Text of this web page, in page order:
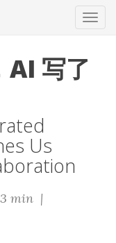
AI 写了
Us
3 min |